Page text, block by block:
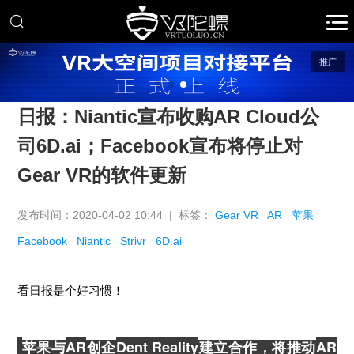
推广
日报：Niantic宣布收购AR Cloud公
司6D.ai；Facebook宣布将停止对
Gear VR的软件更新
发布时间：2020-04-02 10:44 | 标签：Gear VR AR 苹果
Facebook Niantic Strivr 6D.ai
看日报是个好习惯！
苹果与AR创企Dent Reality建立合作，将推动AR